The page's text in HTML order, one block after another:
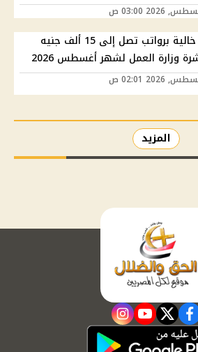
وظائف خالية برواتب تصل إلى 15 ألف جنيه
وزارة العمل لشهر أغسطس 2026
المزيد
facebook
twitter
youtube
instagram